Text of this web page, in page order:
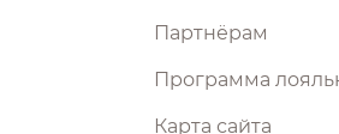
Партнёрам
Программа
Карта сайта